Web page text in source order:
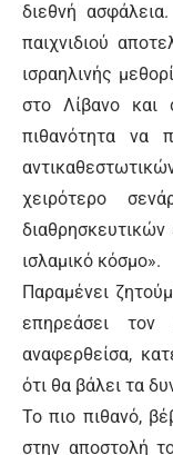
διεθνή
παιχνιδιού
ισραηλινής
στο Λίβανο
πιθανότητα να
χειρότερο
ισλαμικό κόσμο».
Παραμένει
επηρεάσει
αναφερθείσα,
ότι θα βάλει τα
Το πιο πιθανό,
στην αποστολή